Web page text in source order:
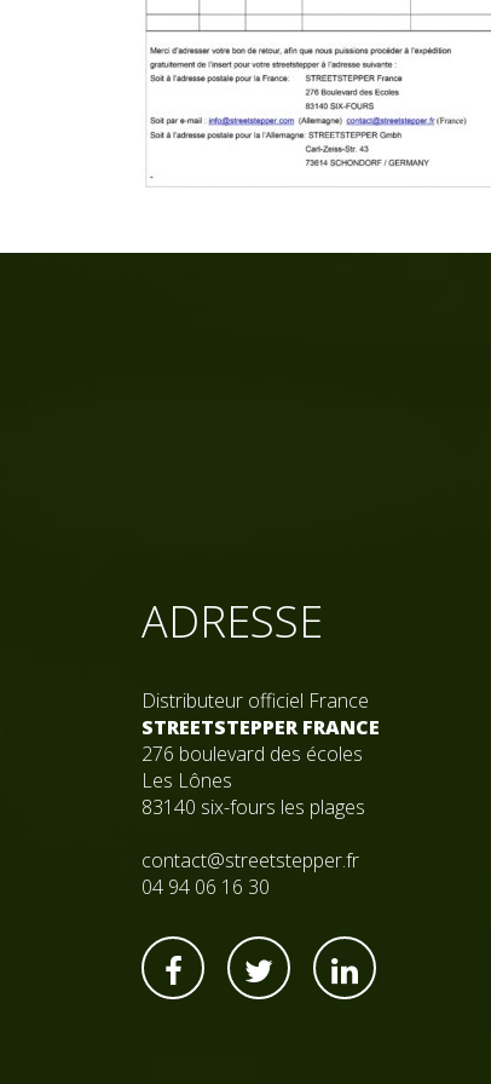
ADRESSE
Distributeur officiel France
STREETSTEPPER FRANCE
276 boulevard des écoles
Les Lônes
83140 six-fours les plages
contact@streetstepper.fr
04 94 06 16 30